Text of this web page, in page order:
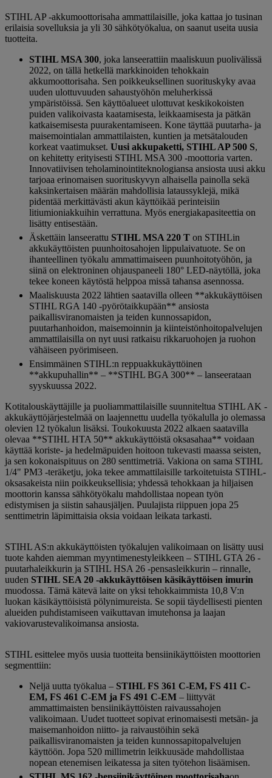
STIHL AP -akkumoottorisaha ammattilaisille, joka kattaa jo tusinan
erilaisia ​​sovelluksia ja yli 30 sähkötyökalua, on saanut useita uusia
tuotteita.
STIHL MSA 300, joka lanseerattiin maaliskuun puolivälissä
2022, on tällä hetkellä markkinoiden tehokkain
akkumoottorisaha. Sen poikkeuksellinen suorituskyky avaa
uuden ulottuvuuden sahaustyöhön meluherkissä
ympäristöissä. Sen käyttöalueet ulottuvat keskikokoisten
puiden valikoivasta kaatamisesta, leikkaamisesta ja pätkän
katkaisemisesta puurakentamiseen. Kone täyttää puutarha- ja
maisemointialan ammattilaisten, kuntien ja metsätalouden
korkeat vaatimukset. Uusi akkupaketti, STIHL AP 500 S,
on kehitetty erityisesti STIHL MSA 300 -moottoria varten.
Innovatiivisen teholaminointiteknologiansa ansiosta uusi akku
tarjoaa erinomaisen suorituskyvyn alhaisella painolla sekä
kaksinkertaisen määrän mahdollisia lataussyklejä, mikä
pidentää merkittävästi akun käyttöikää perinteisiin
litiumioniakkuihin verrattuna. Myös energiakapasiteettia on
lisätty entisestään.
Äskettäin lanseerattu STIHL MSA 220 T on STIHLin
akkukäyttöisten puunhoitosahojen lippulaivatuote. Se on
ihanteellinen työkalu ammattimaiseen puunhoitotyöhön, ja
siinä on elektroninen ohjauspaneeli 180° LED-näytöllä, joka
tekee koneen käytöstä helppoa missä tahansa asennossa.
Maaliskuusta 2022 lähtien saatavilla olleen **akkukäyttöisen
STIHL RGA 140 -pyörötaikkupään** ansiosta
paikallisviranomaisten ja teiden kunnossapidon,
puutarhanhoidon, maisemoinnin ja kiinteistönhoitopalvelujen
ammattilaisilla on nyt uusi ratkaisu rikkaruohojen ja ruohon
vähäiseen pyörimiseen.
Ensimmäinen STIHL:n reppuakkukäyttöinen
**akkupuhallin** – **STIHL BGA 300** – lanseerataan
syyskuussa 2022.
Kotitalouskäyttäjille ja puoliammattilaisille suunniteltua STIHL AK -
akkukäyttöjärjestelmää on laajennettu uudella työkalulla jo olemassa
olevien 12 työkalun lisäksi. Toukokuusta 2022 alkaen saatavilla
olevaa **STIHL HTA 50** akkukäyttöistä oksasahaa** voidaan
käyttää koriste- ja hedelmäpuiden hoitoon tukevasti maassa seisten,
ja sen kokonaispituus on 280 senttimetriä. Vakiona on sama STIHL
1/4" PM3 -teräketju, joka tekee ammattilaisille tarkoitetuista STIHL-
oksasakeista niin poikkeuksellisia; yhdessä tehokkaan ja hiljaisen
moottorin kanssa sähkötyökalu mahdollistaa nopean työn
edistymisen ja siistin sahausjäljen. Puulajista riippuen jopa 25
senttimetrin läpimittaisia ​​oksia voidaan leikata tarkasti.
STIHL AS:n akkukäyttöisten työkalujen valikoimaan on lisätty uusi
tuote kahden aiemman myyntimenestyleikkeen – STIHL GTA 26 -
puutarhaleikkurin ja STIHL HSA 26 -pensasleikkurin – rinnalle,
uuden STIHL SEA 20 -akkukäyttöisen käsikäyttöisen imurin
muodossa. Tämä kätevä laite on yksi tehokkaimmista 10,8 V:n
luokan käsikäyttöisistä pölynimureista. Se sopii täydellisesti pienten
alueiden puhdistamiseen vaikuttavan imutehonsa ja laajan
vakiovarustevalikoimansa ansiosta.
STIHL esittelee myös uusia tuotteita bensiinikäyttöisten moottorien
segmenttiin:
Neljä uutta työkalua – STIHL FS 361 C-EM, FS 411 C-
EM, FS 461 C-EM ja FS 491 C-EM – liittyvät
ammattimaisten bensiinikäyttöisten raivaussahojen
valikoimaan. Uudet tuotteet sopivat erinomaisesti metsän- ja
maisemanhoidon niitto- ja raivaustöihin sekä
paikallisviranomaisten ja teiden kunnossapitopalvelujen
käyttöön. Jopa 520 millimetrin leikkuusäde mahdollistaa
nopean etenemisen leikatessa ja siten työtehon lisäämisen.